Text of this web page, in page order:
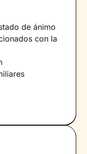
vida
gestión
o
clínica, dos
intento
de vista la
en esta
de ánimo
con la